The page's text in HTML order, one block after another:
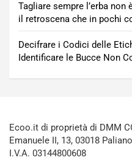
Tagliare sempre l’erba
il retroscena che in pochi
Decifrare i Codici delle
Identificare le Bucce Non
Ecoo.it di proprietà di DMM
Emanuele II, 13, 03018
I.V.A. 03144800608